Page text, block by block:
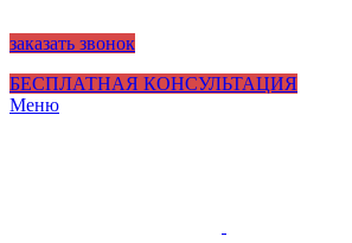
заказать звонок
БЕСПЛАТНАЯ КОНСУЛЬТАЦИЯ
Меню